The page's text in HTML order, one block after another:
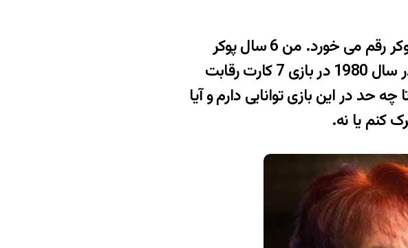
از همان ابتدا عاشق پوکر بودم. می دانستم که سرنوشتم با پوکر رقم می خورد. من 6 سال پوکر
بازی کردم و بعد خواستم خودم را امتحان کنم. برای همین در سال 1980 در بازی 7 کارت رقابت
در این بازی توانایی دارم و آیا
کنم یا نه.